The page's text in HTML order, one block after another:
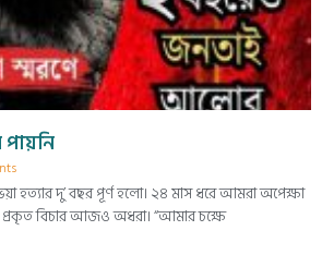
দু’ বছর পূর্ণ হলো। ২৪ মাস ধরে আমরা অপেক্ষা
প্রকৃত বিচার আজও অধরা। “আমার চক্ষে